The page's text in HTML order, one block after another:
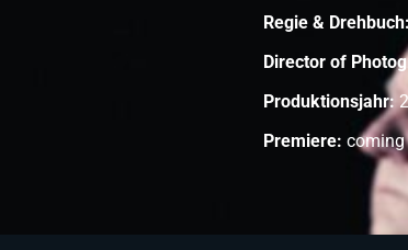
Regie & Drehbuch:
Director of
Produktionsjahr:
Premiere: coming